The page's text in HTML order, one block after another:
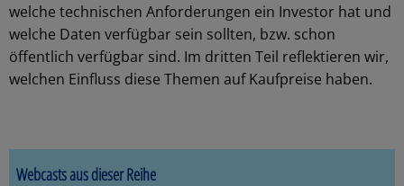
welche technischen Anforderungen ein Investor hat und
welche Daten verfügbar sein sollten, bzw. schon
öffentlich verfügbar sind. Im dritten Teil reflektieren wir,
welchen Einfluss diese Themen auf Kaufpreise haben.
Webcasts aus dieser Reihe